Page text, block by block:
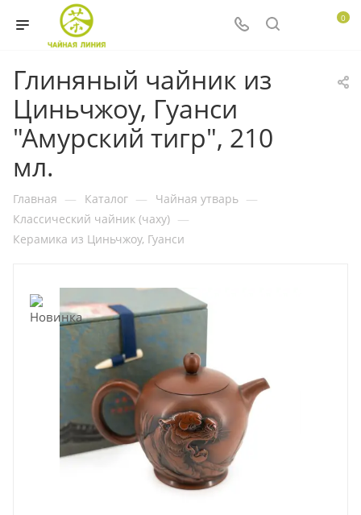
0
Глиняный чайник из
Циньчжоу, Гуанси
"Амурский тигр", 210
мл.
Главная — Каталог — Чайная утварь —
Классический чайник (чаху) —
Керамика из Циньчжоу, Гуанси